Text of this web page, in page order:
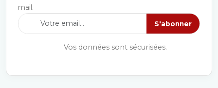
mail.
S'abonner
Vos données sont sécurisées.